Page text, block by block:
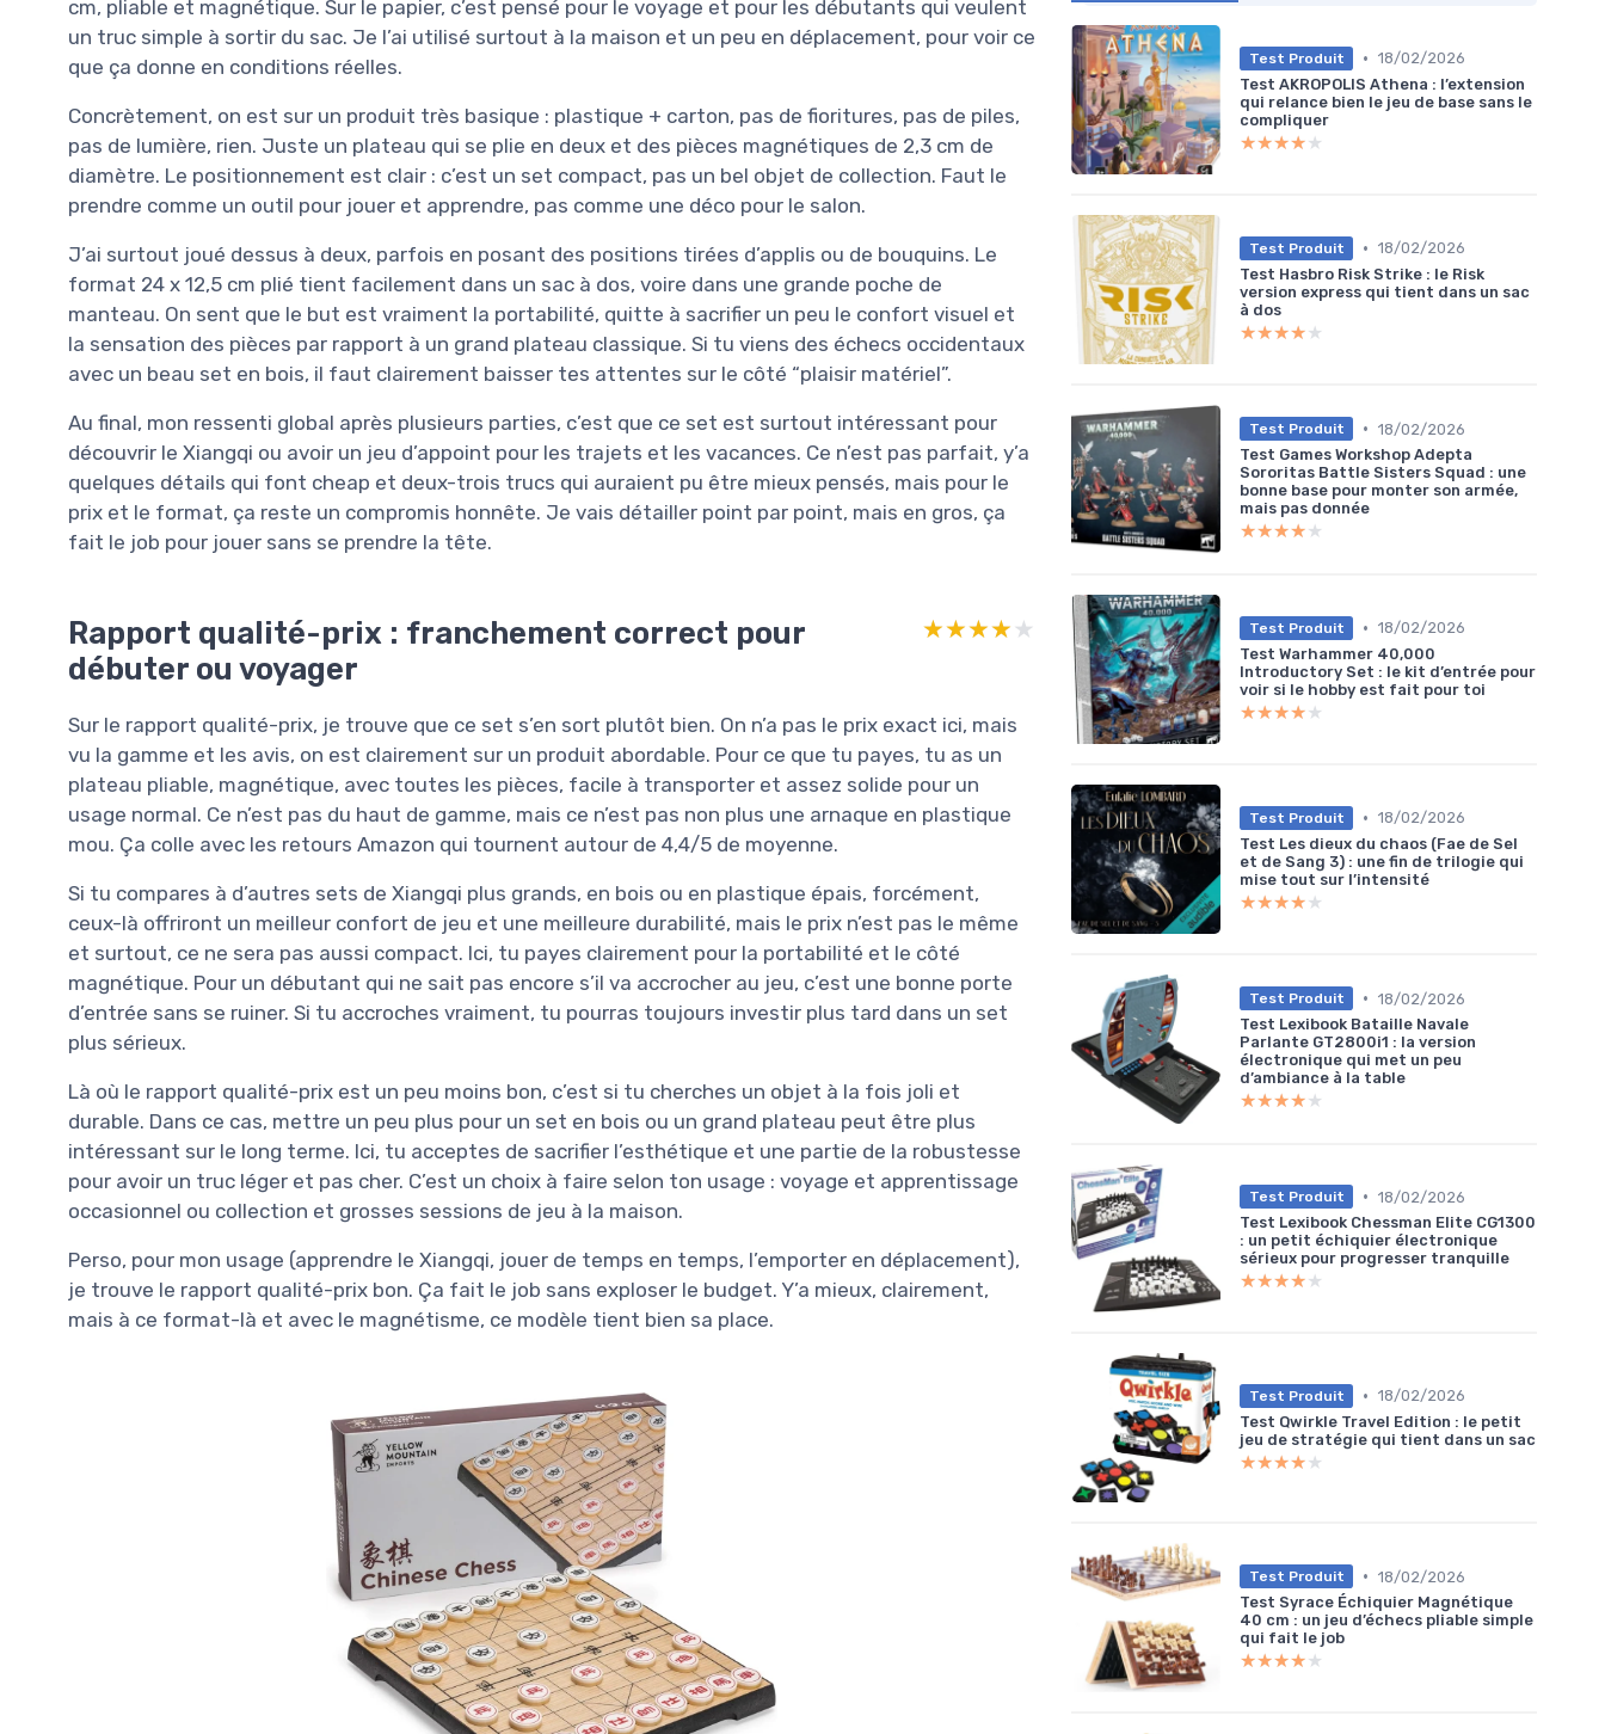
cm, pliable et magnétique. Sur le papier, c’est pensé pour le voyage et pour les débutants qui veulent
un truc simple à sortir du sac. Je l’ai utilisé surtout à la maison et un peu en déplacement, pour voir ce
que ça donne en conditions réelles.
Concrètement, on est sur un produit très basique : plastique + carton, pas de fioritures, pas de piles,
pas de lumière, rien. Juste un plateau qui se plie en deux et des pièces magnétiques de 2,3 cm de
diamètre. Le positionnement est clair : c’est un set compact, pas un bel objet de collection. Faut le
prendre comme un outil pour jouer et apprendre, pas comme une déco pour le salon.
J’ai surtout joué dessus à deux, parfois en posant des positions tirées d’applis ou de bouquins. Le
format 24 x 12,5 cm plié tient facilement dans un sac à dos, voire dans une grande poche de
manteau. On sent que le but est vraiment la portabilité, quitte à sacrifier un peu le confort visuel et
la sensation des pièces par rapport à un grand plateau classique. Si tu viens des échecs occidentaux
avec un beau set en bois, il faut clairement baisser tes attentes sur le côté “plaisir matériel”.
Au final, mon ressenti global après plusieurs parties, c’est que ce set est surtout intéressant pour
découvrir le Xiangqi ou avoir un jeu d’appoint pour les trajets et les vacances. Ce n’est pas parfait, y’a
quelques détails qui font cheap et deux-trois trucs qui auraient pu être mieux pensés, mais pour le
prix et le format, ça reste un compromis honnête. Je vais détailler point par point, mais en gros, ça
fait le job pour jouer sans se prendre la tête.
Rapport qualité-prix : franchement correct pour
débuter ou voyager
★★★★★
★★★★★
Sur le rapport qualité-prix, je trouve que ce set s’en sort plutôt bien. On n’a pas le prix exact ici, mais
vu la gamme et les avis, on est clairement sur un produit abordable. Pour ce que tu payes, tu as un
plateau pliable, magnétique, avec toutes les pièces, facile à transporter et assez solide pour un
usage normal. Ce n’est pas du haut de gamme, mais ce n’est pas non plus une arnaque en plastique
mou. Ça colle avec les retours Amazon qui tournent autour de 4,4/5 de moyenne.
Si tu compares à d’autres sets de Xiangqi plus grands, en bois ou en plastique épais, forcément,
ceux-là offriront un meilleur confort de jeu et une meilleure durabilité, mais le prix n’est pas le même
et surtout, ce ne sera pas aussi compact. Ici, tu payes clairement pour la portabilité et le côté
magnétique. Pour un débutant qui ne sait pas encore s’il va accrocher au jeu, c’est une bonne porte
d’entrée sans se ruiner. Si tu accroches vraiment, tu pourras toujours investir plus tard dans un set
plus sérieux.
Là où le rapport qualité-prix est un peu moins bon, c’est si tu cherches un objet à la fois joli et
durable. Dans ce cas, mettre un peu plus pour un set en bois ou un grand plateau peut être plus
intéressant sur le long terme. Ici, tu acceptes de sacrifier l’esthétique et une partie de la robustesse
pour avoir un truc léger et pas cher. C’est un choix à faire selon ton usage : voyage et apprentissage
occasionnel ou collection et grosses sessions de jeu à la maison.
Perso, pour mon usage (apprendre le Xiangqi, jouer de temps en temps, l’emporter en déplacement),
je trouve le rapport qualité-prix bon. Ça fait le job sans exploser le budget. Y’a mieux, clairement,
mais à ce format-là et avec le magnétisme, ce modèle tient bien sa place.
Test Produit • 18/02/2026
Test AKROPOLIS Athena : l’extension
qui relance bien le jeu de base sans le
compliquer
★★★★★
★★★★★
Test Produit • 18/02/2026
Test Hasbro Risk Strike : le Risk
version express qui tient dans un sac
à dos
★★★★★
★★★★★
Test Produit • 18/02/2026
Test Games Workshop Adepta
Sororitas Battle Sisters Squad : une
bonne base pour monter son armée,
mais pas donnée
★★★★★
★★★★★
Test Produit • 18/02/2026
Test Warhammer 40,000
Introductory Set : le kit d’entrée pour
voir si le hobby est fait pour toi
★★★★★
★★★★★
Test Produit • 18/02/2026
Test Les dieux du chaos (Fae de Sel
et de Sang 3) : une fin de trilogie qui
mise tout sur l’intensité
★★★★★
★★★★★
Test Produit • 18/02/2026
Test Lexibook Bataille Navale
Parlante GT2800i1 : la version
électronique qui met un peu
d’ambiance à la table
★★★★★
★★★★★
Test Produit • 18/02/2026
Test Lexibook Chessman Elite CG1300
: un petit échiquier électronique
sérieux pour progresser tranquille
★★★★★
★★★★★
Test Produit • 18/02/2026
Test Qwirkle Travel Edition : le petit
jeu de stratégie qui tient dans un sac
★★★★★
★★★★★
Test Produit • 18/02/2026
Test Syrace Échiquier Magnétique
40 cm : un jeu d’échecs pliable simple
qui fait le job
★★★★★
★★★★★